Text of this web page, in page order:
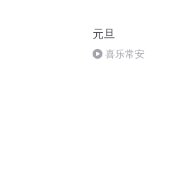
元旦
喜乐常安